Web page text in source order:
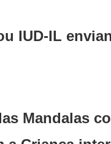
IUD-IL
Mandalas